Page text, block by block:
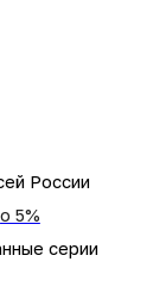
России
5%
серии